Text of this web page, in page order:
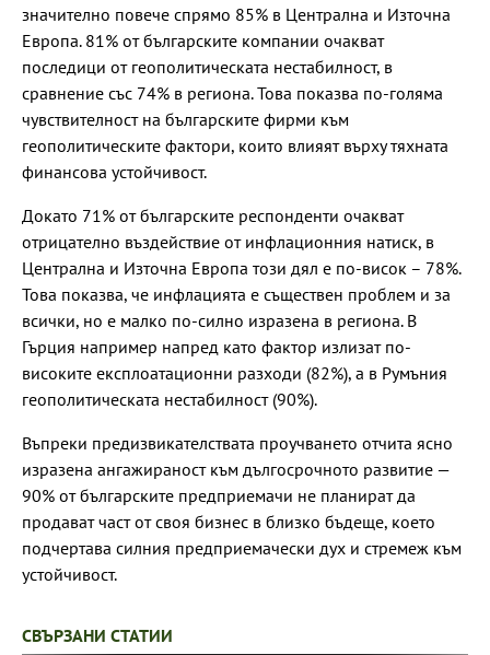
значително повече спрямо 85% в Централна и Източна
Европа. 81% от българските компании очакват
последици от геополитическата нестабилност, в
сравнение със 74% в региона. Това показва по-голяма
чувствителност на българските фирми към
геополитическите фактори, които влияят върху тяхната
финансова устойчивост.
Докато 71% от българските респонденти очакват
отрицателно въздействие от инфлационния натиск, в
Централна и Източна Европа този дял е по-висок – 78%.
Това показва, че инфлацията е съществен проблем и за
всички, но е малко по-силно изразена в региона. В
Гърция например напред като фактор излизат по-
високите експлоатационни разходи (82%), а в Румъния
геополитическата нестабилност (90%).
Въпреки предизвикателствата проучването отчита ясно
изразена ангажираност към дългосрочното развитие —
90% от българските предприемачи не планират да
продават част от своя бизнес в близко бъдеще, което
подчертава силния предприемачески дух и стремеж към
устойчивост.
СВЪРЗАНИ СТАТИИ